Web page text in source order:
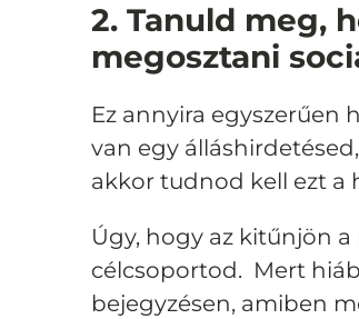
2. Tanuld meg,
megosztani
Ez annyira egyszerűen
van egy
akkor tudnod kell ezt a
Úgy, hogy az kitűnjön a
célcsoportod. Mert
bejegyzésen, amiben